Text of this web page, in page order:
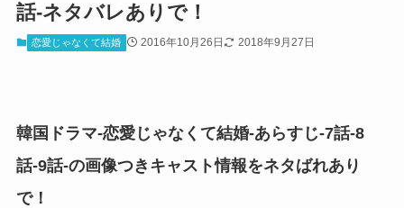
話-ネタバレありで！
恋愛じゃなくて結婚 2016年10月26日 2018年9月27日
韓国ドラマ-恋愛じゃなくて結婚-あらすじ-7話-8
話-9話-の画像つきキャスト情報をネタばれあり
で！